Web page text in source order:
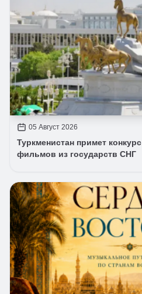
05 Август 2026
Туркменистан примет
фильмов из государств СНГ